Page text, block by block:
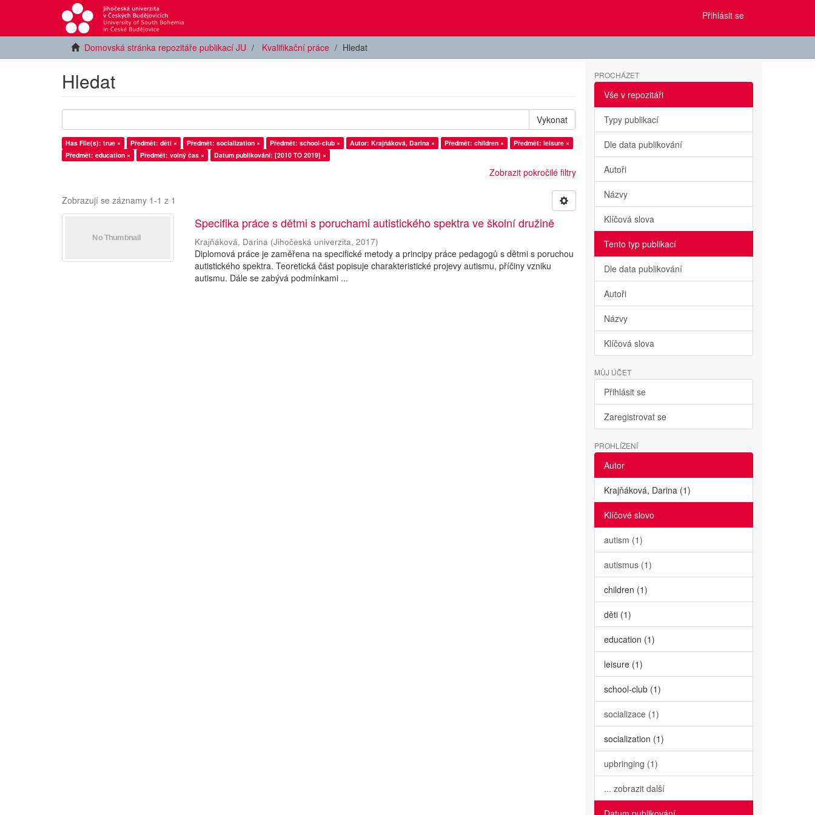
Přihlásit se
Domovská stránka repozitáře publikací JU Kvalifikační práce Hledat
Hledat
Vykonat
Has File(s): true × Předmět: děti × Předmět: socialization × Předmět: school-club × Autor: Krajňáková, Darina × Předmět: children ×
Předmět: leisure ×
Předmět: education ×
Předmět: volný čas × Datum publikování: [2010 TO 2019] ×
Zobrazit pokročilé filtry
Zobrazují se záznamy 1-1 z 1
Specifika práce s dětmi s poruchami autistického spektra ve školní družině
Krajňáková, Darina (Jihočeská univerzita,2017)
Diplomová práce je zaměřena na specifické metody a principy práce pedagogů s dětmi s poruchou
autistického spektra. Teoretická část popisuje charakteristické projevy autismu, příčiny vzniku
autismu. Dále se zabývá podmínkami ...
PROCHÁZET
Vše v repozitáři
Typy publikací
Dle data publikování
Autoři
Názvy
Klíčová slova
Tento typ publikací
Dle data publikování
Autoři
Názvy
Klíčová slova
MŮJ ÚČET
Přihlásit se
Zaregistrovat se
PROHLÍŽENÍ
Autor
Krajňáková, Darina (1)
Klíčové slovo
autism (1)
autismus (1)
children (1)
děti (1)
education (1)
leisure (1)
school-club (1)
socializace (1)
socialization (1)
upbringing (1)
... zobrazit další